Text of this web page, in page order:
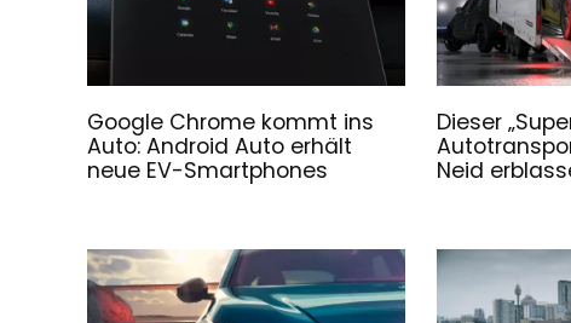
Google Chrome kommt ins
Auto: Android Auto erhält
neue EV-Smartphones
Dieser
Neid